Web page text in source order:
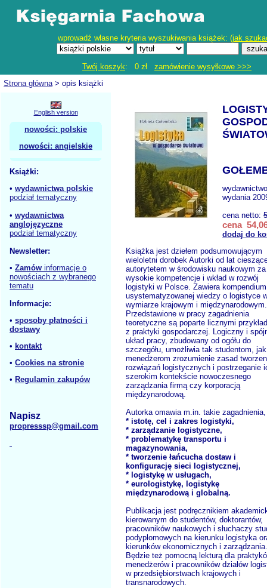
wprowadź własne kryteria wyszukiwania książek: (jak
Twój koszyk: 0 zł zamówienie wysyłkowe >>>
Strona główna> opis książki
English version
nowości: polskie
nowości: angielskie
Książki:
• wydawnictwa polskie
podział tematyczny
• wydawnictwa
anglojęzyczne
podział tematyczny
Newsletter:
• Zamów informacje o
nowościach z wybranego
tematu
Informacje:
• sposoby płatności i
dostawy
• kontakt
• Cookies na stronie
• Regulamin zakupów
Napisz
propresssp@gmail.com
wydania
cena netto:
cena
dodaj do
Książka jest dziełem podsumowującym
wieloletni dorobek Autorki od lat
autorytetem w środowisku naukowym za
wysokie kompetencje i wkład w rozwój
logistyki w Polsce. Zawiera kompendium
usystematyzowanej wiedzy o logistyce
wymiarze krajowym i międzynarodowym.
Przedstawione w pracy zagadnienia
teoretyczne są poparte licznymi
z praktyki gospodarczej. Logiczny i
układ pracy, zbudowany od ogółu do
szczegółu, umożliwia tak studentom,
menedżerom zrozumienie zasad
rozwiązań logistycznych i postrzeganie
szerokim kontekście nowoczesnego
zarządzania firmą czy korporacją
międzynarodową.
Autorka omawia m.in. takie
* istotę, cel i zakres logistyki,
* zarządzanie logistyczne,
* problematykę transportu i
magazynowania,
* tworzenie łańcucha dostaw i
konfigurację sieci logistycznej,
* logistykę w usługach,
* eurologistykę, logistykę
międzynarodową i globalną.
Publikacja jest podręcznikiem
kierowanym do studentów, doktorantów,
pracowników naukowych i słuchaczy
podyplomowych na kierunku logistyka
kierunków ekonomicznych i zarządzania.
Będzie też pomocną lekturą dla
menedżerów i pracowników działów
w przedsiębiorstwach krajowych i
transnarodowych.